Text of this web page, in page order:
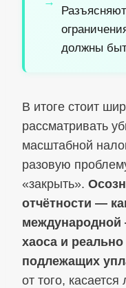
должны
В итоге стоит
рассматривать
масштабной
разовую
«закрыть».
отчётности —
международной
хаоса и
подлежащих
от того,